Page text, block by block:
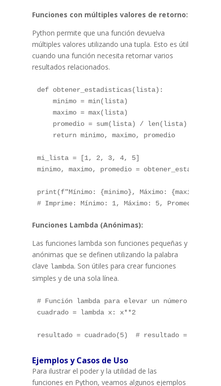
Funciones con múltiples valores de retorno:
Python permite que una función devuelva
múltiples valores utilizando una tupla. Esto es útil
cuando una función necesita retornar varios
resultados relacionados.
def obtener_estadisticas(lista):
    minimo = min(lista)
    maximo = max(lista)
    promedio = sum(lista) / len(lista)
    return minimo, maximo, promedio
mi_lista = [1, 2, 3, 4, 5]
minimo, maximo, promedio =
print(f"Mínimo: {minimo}, Máximo: {maximo},
Funciones Lambda (Anónimas):
Las funciones lambda son funciones pequeñas y
anónimas que se definen utilizando la palabra
clave lambda. Son útiles para crear funciones
simples y de una sola línea.
# Función lambda para elevar un número al
cuadrado = lambda x: x**2
Ejemplos y Casos de Uso
Para ilustrar el poder y la utilidad de las
funciones en Python, veamos algunos ejemplos